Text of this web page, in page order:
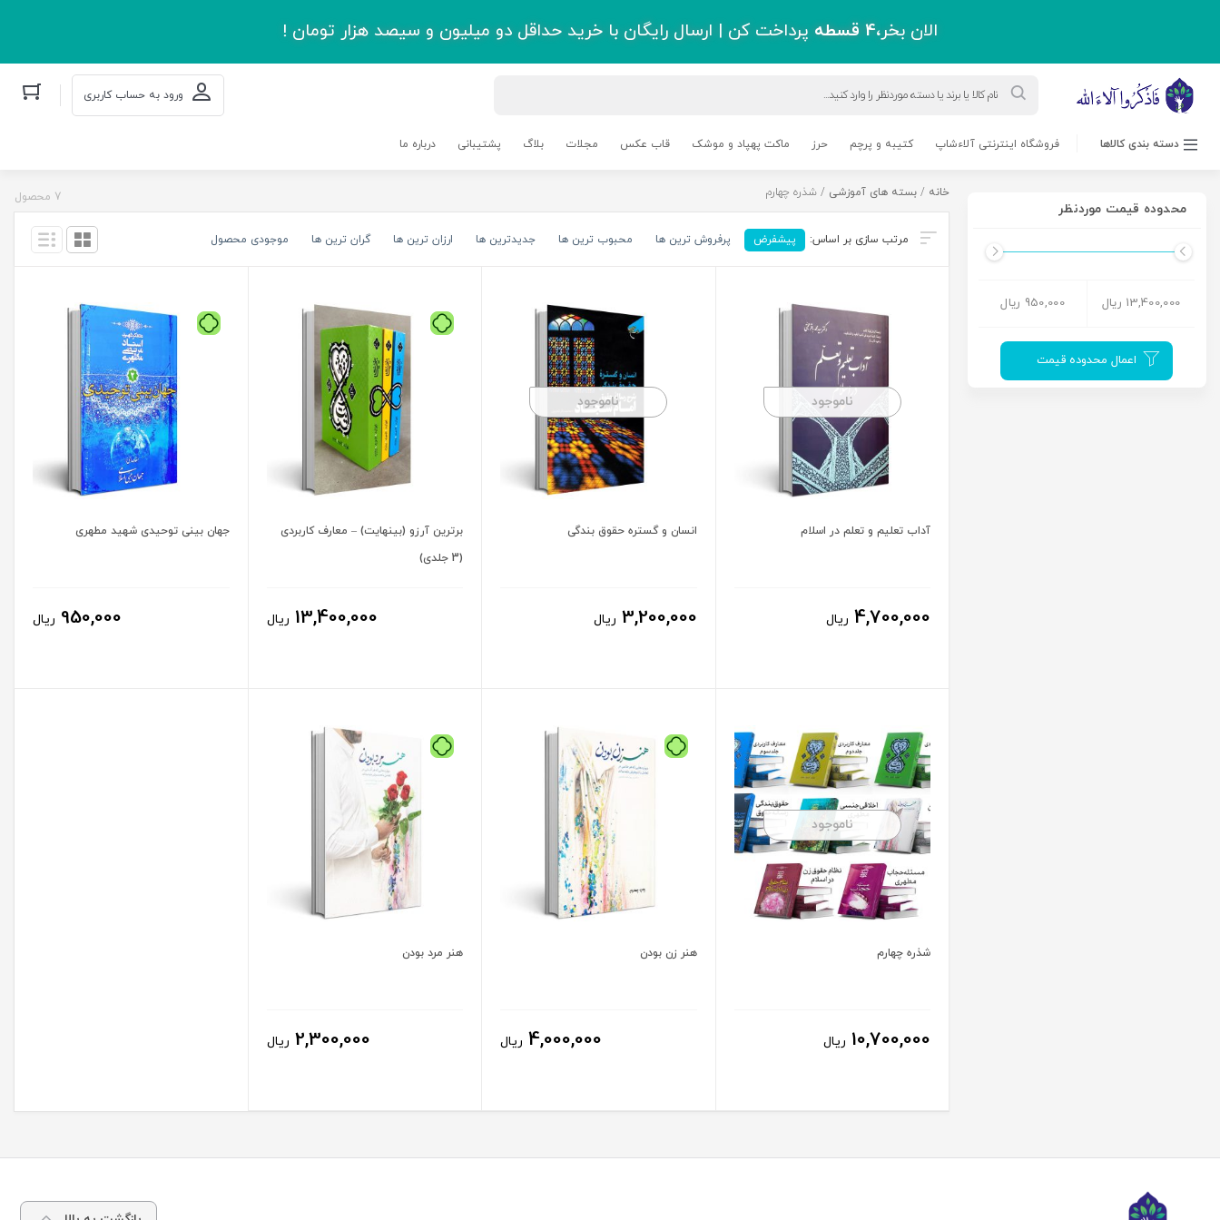
الان بخر،4 قسطه پرداخت کن | ارسال رایگان با خرید حداقل دو میلیون و سیصد هزار تومان !
search ورود به حساب کاربری
دسته بندی کالاها فروشگاه اینترنتی آلاءشاپ کتیبه و پرچم حرز ماکت پهپاد و موشک قاب عکس مجلات بلاگ پشتیبانی درباره ما
محدوده قیمت موردنظر
950,000 ریال 13,400,000 ریال
اعمال محدوده قیمت
خانه / بسته های آموزشی / شذره چهارم 7 محصول
پیشفرض پرفروش ترین ها محبوب ترین ها جدیدترین ها ارزان ترین ها گران ترین ها موجودی محصول
ناموجود
آداب تعلیم و تعلم در اسلام
4,700,000 ریال
ناموجود
انسان و گستره حقوق بندگی
3,200,000 ریال
برترین آرزو (بینهایت) – معارف کاربردی
(3 جلدی)
13,400,000 ریال
جهان بینی توحیدی شهید مطهری
950,000 ریال
ناموجود
شذره چهارم
10,700,000 ریال
هنر زن بودن
4,000,000 ریال
هنر مرد بودن
2,300,000 ریال